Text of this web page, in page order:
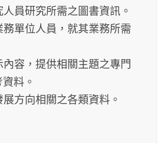
員研究所需之圖書資訊。
單位人員，就其業務所需
容，提供相關主題之專門
料。
方向相關之各類資料。